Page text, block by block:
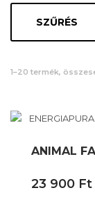
SZŰRÉS
1–20 termék,
ANIMAL
23 900 Ft